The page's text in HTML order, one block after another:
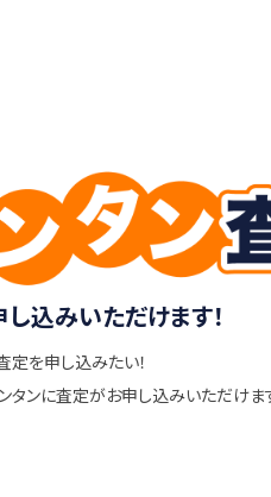
込みいただけます！
定を申し込みたい！
タンに査定がお申し込みいただけま